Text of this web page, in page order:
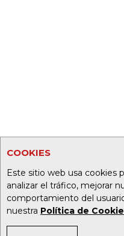
COOKIES
Este sitio web usa cookies
analizar el tráfico, mejorar
comportamiento del
nuestra Política de